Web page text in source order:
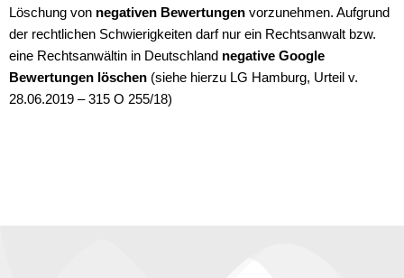
Löschung von negativen Bewertungen vorzunehmen. Aufgrund
der rechtlichen Schwierigkeiten darf nur ein Rechtsanwalt bzw.
eine Rechtsanwältin in Deutschland negative Google
Bewertungen löschen (siehe hierzu LG Hamburg, Urteil v.
28.06.2019 – 315 O 255/18)